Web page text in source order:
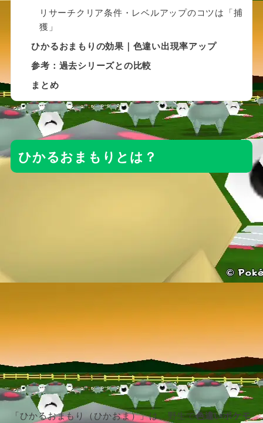
リサーチクリア条件・レベルアップのコツは「捕
獲」
ひかるおまもりの効果｜色違い出現率アップ
参考：過去シリーズとの比較
まとめ
ひかるおまもりとは？
「ひかるおまもり（ひかおま）」は、野生で色違いポケモ